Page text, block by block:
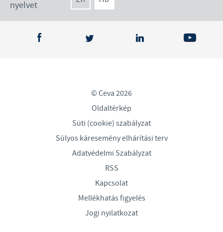
nyelvet
© Ceva 2026
Oldaltérkép
Süti (cookie) szabályzat
Súlyos káresemény elhárítási terv
Adatvédelmi Szabályzat
RSS
Kapcsolat
Mellékhatás figyelés
Jogi nyilatkozat